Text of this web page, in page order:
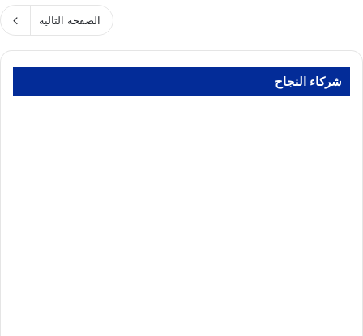
الصفحة التالية
شركاء النجاح